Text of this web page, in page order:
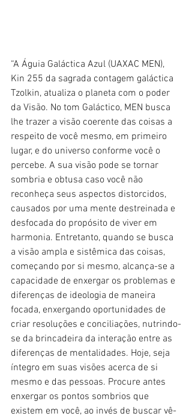
“A Águia Galáctica Azul (UAXAC MEN),
Kin 255 da sagrada contagem galáctica
Tzolkin, atualiza o planeta com o poder
da Visão. No tom Galáctico, MEN busca
lhe trazer a visão coerente das coisas a
respeito de você mesmo, em primeiro
lugar, e do universo conforme você o
percebe. A sua visão pode se tornar
sombria e obtusa caso você não
reconheça seus aspectos distorcidos,
causados por uma mente destreinada e
desfocada do propósito de viver em
harmonia. Entretanto, quando se busca
a visão ampla e sistêmica das coisas,
começando por si mesmo, alcança-se a
capacidade de enxergar os problemas e
diferenças de ideologia de maneira
focada, enxergando oportunidades de
criar resoluções e conciliações, nutrindo-
se da brincadeira da interação entre as
diferenças de mentalidades. Hoje, seja
íntegro em suas visões acerca de si
mesmo e das pessoas. Procure antes
enxergar os pontos sombrios que
existem em você, ao invés de buscar vê-